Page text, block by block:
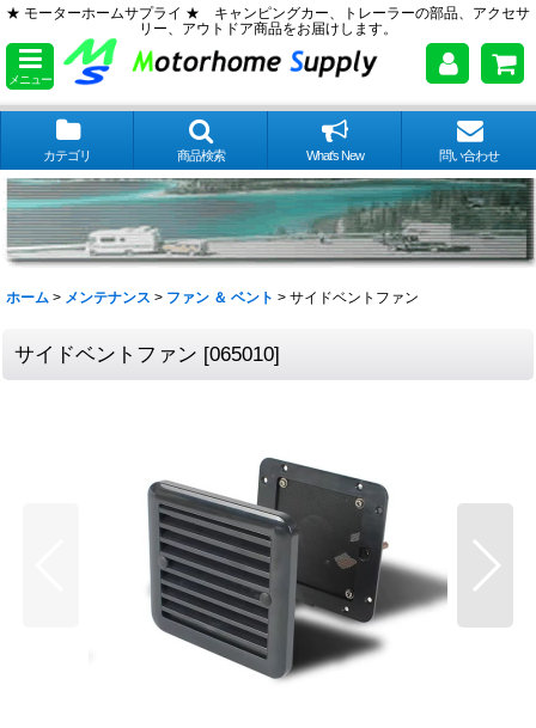
★ モーターホームサプライ ★ キャンピングカー、トレーラーの部品、アクセサ
リー、アウトドア商品をお届けします。
メニュー
カテゴリ 商品検索 What's New 問い合わせ
ホーム > メンテナンス > ファン ＆ ベント > サイドベントファン
サイドベントファン [065010]